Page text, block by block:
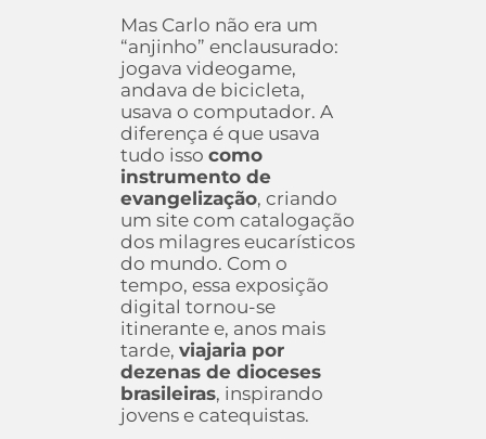
Mas Carlo não era um
“anjinho” enclausurado:
jogava videogame,
andava de bicicleta,
usava o computador. A
diferença é que usava
tudo isso como
instrumento de
evangelização, criando
um site com catalogação
dos milagres eucarísticos
do mundo. Com o
tempo, essa exposição
digital tornou-se
itinerante e, anos mais
tarde, viajaria por
dezenas de dioceses
brasileiras, inspirando
jovens e catequistas.